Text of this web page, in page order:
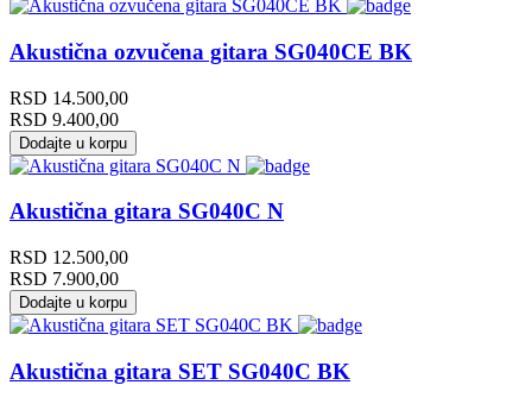
Akustična ozvučena gitara SG040CE BK
RSD 14.500,00
RSD 9.400,00
Dodajte u korpu
Akustična gitara SG040C N
RSD 12.500,00
RSD 7.900,00
Dodajte u korpu
Akustična gitara SET SG040C BK